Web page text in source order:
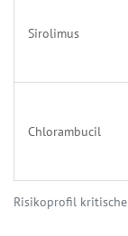
Risikoprofil
Sirolimus
Chlorambucil